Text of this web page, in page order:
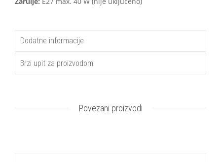
Dodatne informacije
Brzi upit za proizvodom
Povezani proizvodi